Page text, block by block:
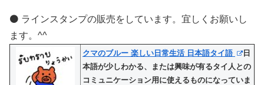
⚫️ ラインスタンプの販売をしています。宜しくお願いし
ます。^^
クマのブルー 楽しい日常生活 日本語タイ語
日
本語が少しわかる、または興味が有るタイ人との
コミュニケーション用に使えるものになっていま